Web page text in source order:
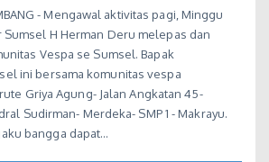
- Mengawal aktivitas pagi, Minggu
H Herman Deru melepas dan
Vespa se Sumsel. Bapak
ini bersama komunitas vespa
Griya Agung- Jalan Angkatan 45-
Sudirman- Merdeka- SMP 1 - Makrayu.
bangga dapat…